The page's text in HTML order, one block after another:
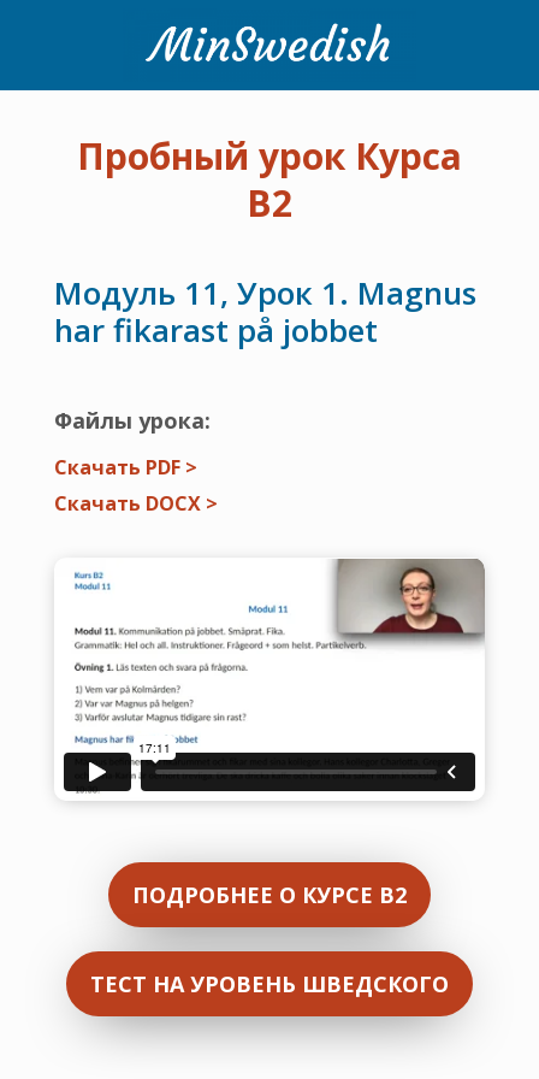
Пробный урок Курса
В2
Модуль 11, Урок 1. Magnus
har fikarast på jobbet
Файлы урока:
Скачать PDF >
Скачать DOCX >
ПОДРОБНЕЕ О КУРСЕ В2
ТЕСТ НА УРОВЕНЬ ШВЕДСКОГО